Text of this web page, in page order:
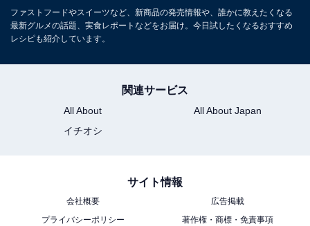
そして面白いのは、フラペチーノに混ざっている小さな
焼きもち。冷たいフラペチーノに食感豊かな焼きもちが
隠し味に黒豆、昆布、梅のうま味!?
ファストフードやスイーツなど、新商品の発売情報や、誰かに教えたくなる
最新グルメの話題、実食レポートなどをお届け。今日試したくなるおすすめ
レシピも紹介しています。
関連サービス
All About
All About Japan
イチオシ
サイト情報
会社概要
広告掲載
プライバシーポリシー
著作権・商標・免責事項